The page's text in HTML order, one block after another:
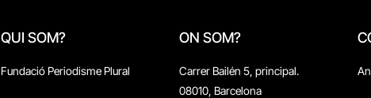
QUI SOM?
Fundació Periodisme Plural
ON SOM?
Carrer Bailén 5, principal.
08010, Barcelona